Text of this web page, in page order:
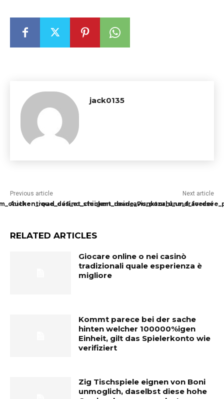
jack0135
Previous article Next article
RELATED ARTICLES
Giocare online o nei casinò
tradizionali quale esperienza è
migliore
Kommt parece bei der sache
hinten welcher 100000%igen
Einheit, gilt das Spielerkonto wie
verifiziert
Zig Tischspiele eignen von Boni
unmoglich, daselbst diese hohe